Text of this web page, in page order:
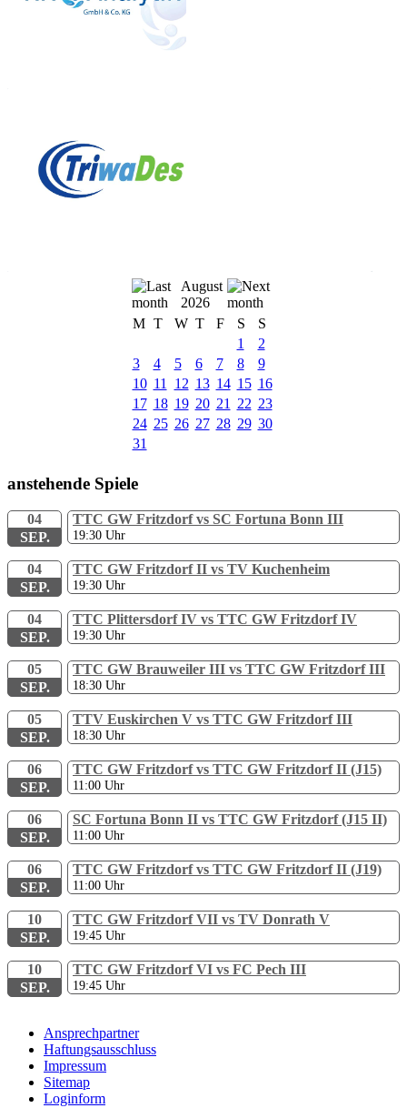
August
2026
M T W T F S
S
1
2
3
4 5 6 7 8
9
10 11 12 13 14 15 16
17 18 19 20 21 22 23
24 25 26 27 28 29 30
31
anstehende Spiele
04
SEP.
TTC GW Fritzdorf vs SC Fortuna Bonn III
19:30 Uhr
04
SEP.
TTC GW Fritzdorf II vs TV Kuchenheim
19:30 Uhr
04
SEP.
TTC Plittersdorf IV vs TTC GW Fritzdorf IV
19:30 Uhr
05
SEP.
TTC GW Brauweiler III vs TTC GW Fritzdorf III
18:30 Uhr
05
SEP.
TTV Euskirchen V vs TTC GW Fritzdorf III
18:30 Uhr
06
SEP.
TTC GW Fritzdorf vs TTC GW Fritzdorf II (J15)
11:00 Uhr
06
SEP.
SC Fortuna Bonn II vs TTC GW Fritzdorf (J15 II)
11:00 Uhr
06
SEP.
TTC GW Fritzdorf vs TTC GW Fritzdorf II (J19)
11:00 Uhr
10
SEP.
TTC GW Fritzdorf VII vs TV Donrath V
19:45 Uhr
10
SEP.
TTC GW Fritzdorf VI vs FC Pech III
19:45 Uhr
Ansprechpartner
Haftungsausschluss
Impressum
Sitemap
Loginform